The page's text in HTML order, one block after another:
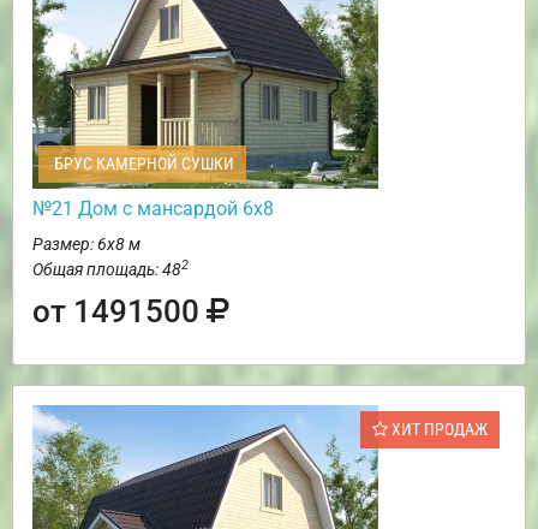
БРУС КАМЕРНОЙ СУШКИ
№21 Дом с мансардой 6х8
Размер: 6х8 м
Общая площадь: 482
от 1491500
ХИТ ПРОДАЖ